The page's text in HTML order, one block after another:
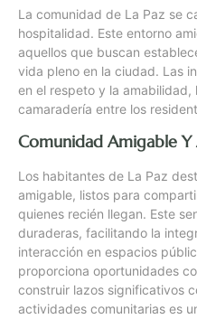
La comunidad de La Paz se
hospitalidad. Este entorno
aquellos que buscan
vida pleno en la ciudad. Las
en el respeto y la
camaradería entre los
Comunidad Amigable
Los habitantes de La Paz
amigable, listos para
quienes recién llegan. Este
duraderas, facilitando la
interacción en espacios
proporciona oportunidades
construir lazos significativos
actividades comunitarias es